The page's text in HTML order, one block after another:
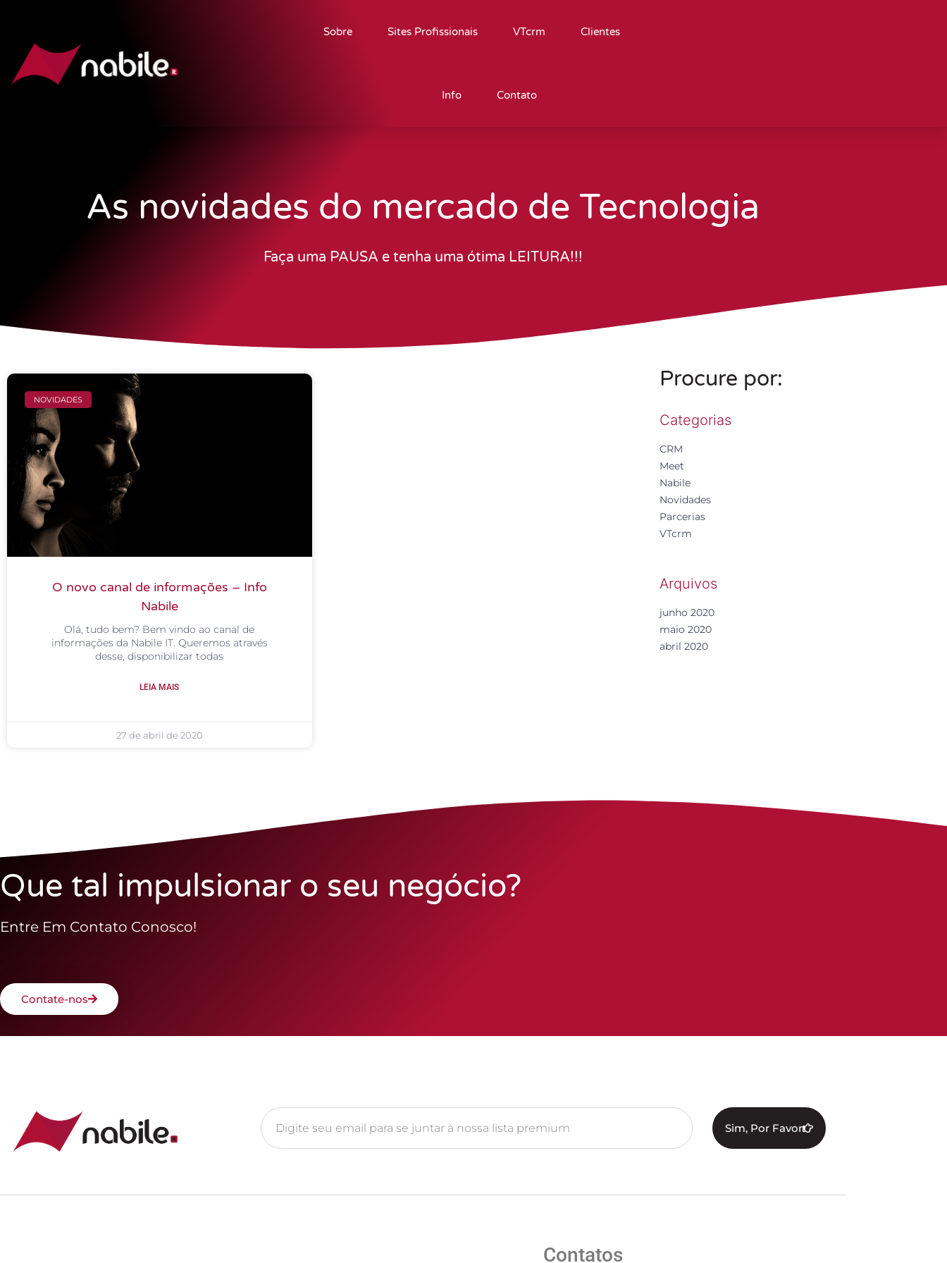
Sobre Sites Profissionais VTcrm Clientes
Info Contato
As novidades do mercado de Tecnologia
Faça uma PAUSA e tenha uma ótima LEITURA!!!
NOVIDADES
O novo canal de informações – Info
Nabile
Olá, tudo bem? Bem vindo ao canal de
informações da Nabile IT. Queremos através
desse, disponibilizar todas
LEIA MAIS
27 de abril de 2020
Procure por:
Categorias
CRM
Meet
Nabile
Novidades
Parcerias
VTcrm
Arquivos
junho 2020
maio 2020
abril 2020
Que tal impulsionar o seu negócio?
Entre Em Contato Conosco!
Contate-nos
Sim, Por Favor
Contatos